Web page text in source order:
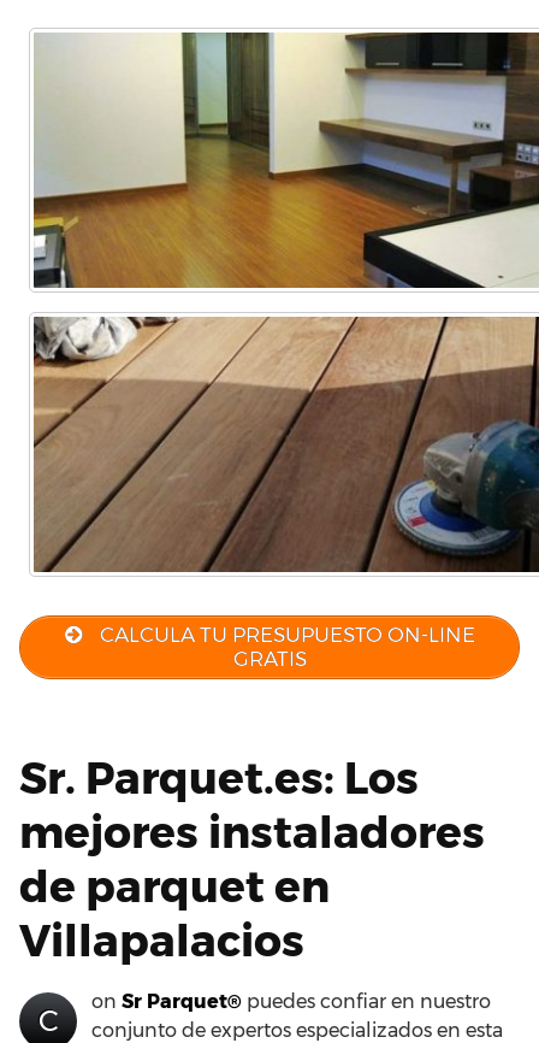
CALCULA TU PRESUPUESTO ON-LINE
GRATIS
Sr. Parquet.es: Los
mejores instaladores
de parquet en
Villapalacios
C
on Sr Parquet® puedes confiar en nuestro
conjunto de expertos especializados en esta